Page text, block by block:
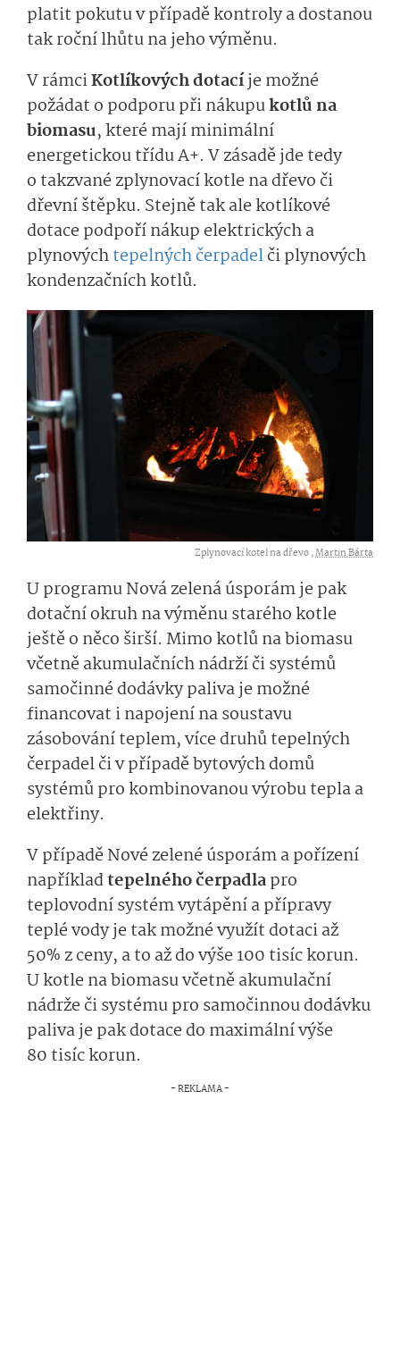
platit pokutu v případě kontroly a dostanou
tak roční lhůtu na jeho výměnu.
V rámciKotlíkových dotacíje možné
požádat o podporu při nákupukotlů na
biomasu, které mají minimální
energetickou třídu A+. V zásadě jde tedy
o takzvané zplynovací kotle na dřevo či
dřevní štěpku. Stejně tak ale kotlíkové
dotace podpoří nákup elektrických a
plynovýchtepelných čerpadelči plynových
kondenzačních ko­tlů.
Zplynovací kotel na dřevo ,Martin Bárta
U programu Nová zelená úsporám je pak
dotační okruh na výměnu starého kotle
ještě o něco širší. Mimo kotlů na biomasu
včetně akumulačních nádrží či systémů
samočinné dodávky paliva je možné
financovat i napojení na soustavu
zásobování teplem, více druhů tepelných
čerpadel či v případě bytových domů
systémů pro kombinovanou výrobu tepla a
elektřiny.
V případě Nové zelené úsporám a pořízení
napříkladtepelného čerpadlapro
teplovodní systém vytápění a přípravy
teplé vody je tak možné využít dotaci až
50% z ceny, a to až do výše 100 tisíc korun.
U kotle na biomasu včetně akumulační
nádrže či systému pro samočinnou dodávku
paliva je pak dotace do maximální výše
80 tisíc korun.